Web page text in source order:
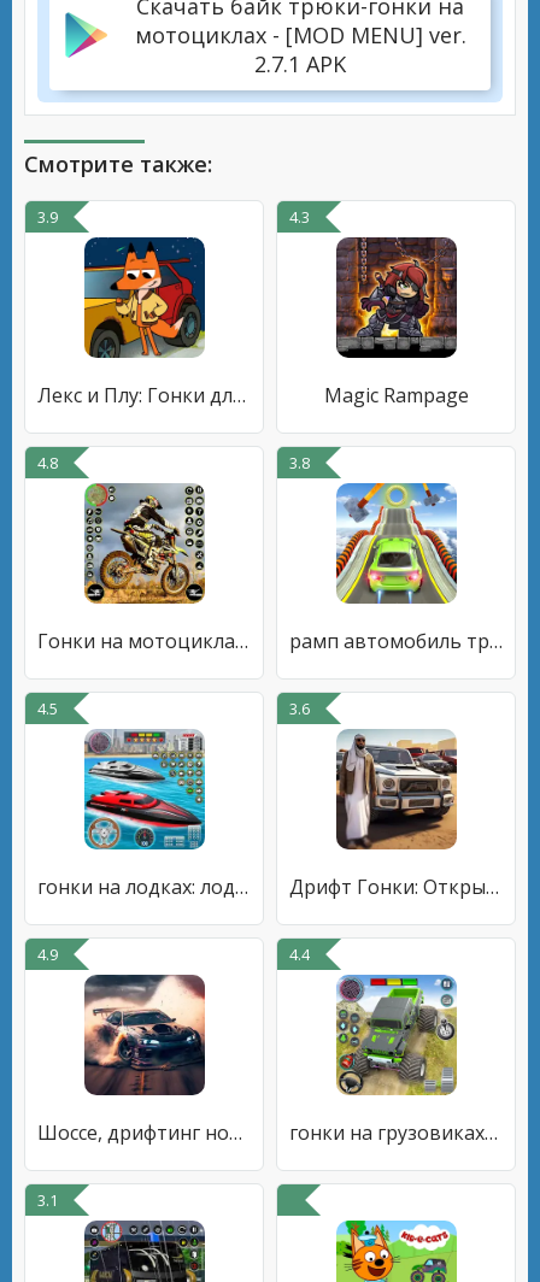
Скачать байк трюки-гонки на
мотоциклах - [MOD MENU] ver.
2.7.1 APK
Смотрите также:
3.9
Лекс и Плу: Гонки для Детей!
4.3
Magic Rampage
4.8
Гонки на мотоциклах по грязи
3.8
рамп автомобиль трюки гонки
4.5
гонки на лодках: лодочные игры
3.6
Дрифт Гонки: Открытый Мир 3d
4.9
Шоссе, дрифтинг ночные гонки
4.4
гонки на грузовиках-монстрах
3.1